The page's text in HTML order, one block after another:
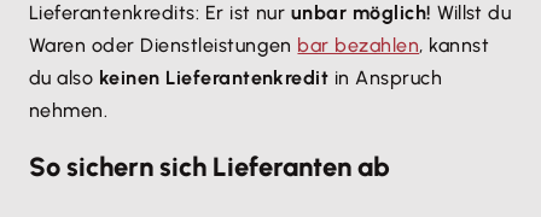
Lieferantenkredits: Er ist nur unbar möglich!Willst du
Waren oder Dienstleistungen bar bezahlen, kannst
du also keinen Lieferantenkredit in Anspruch
nehmen.
So sichern sich Lieferanten ab